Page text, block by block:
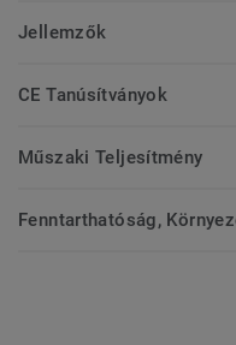
Jellemzők
CE Tanúsítványok
Műszaki Teljesítmény
Fenntarthatóság,